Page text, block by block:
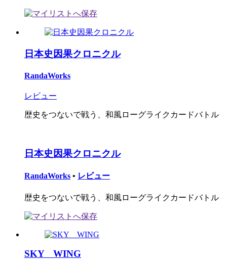
日本史因果クロニクル
RandaWorks
レビュー
歴史をつないで戦う、和風ローグライクカードバトル
日本史因果クロニクル
RandaWorks • レビュー
歴史をつないで戦う、和風ローグライクカードバトル
SKY WING